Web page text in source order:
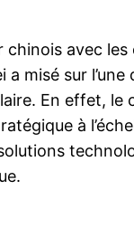
chinois avec
misé sur l’une
En effet, le
à